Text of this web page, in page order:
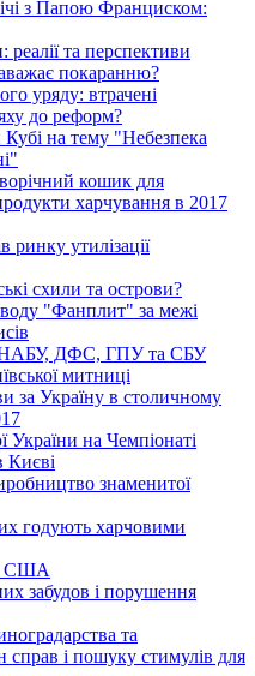
з Папою Франциском:
та перспективи
покаранню?
уряду: втрачені
до реформ?
на тему "Небезпека
кошик для
харчування в 2017
ринку утилізації
схили та острови?
"Фанплит" за межі
НАБУ, ДФС, ГПУ та СБУ
митниці
за Україну в столичному
України на Чемпіонаті
Києві
знаменитої
годують харчовими
США
забудов і порушення
та
справ і пошуку стимулів для